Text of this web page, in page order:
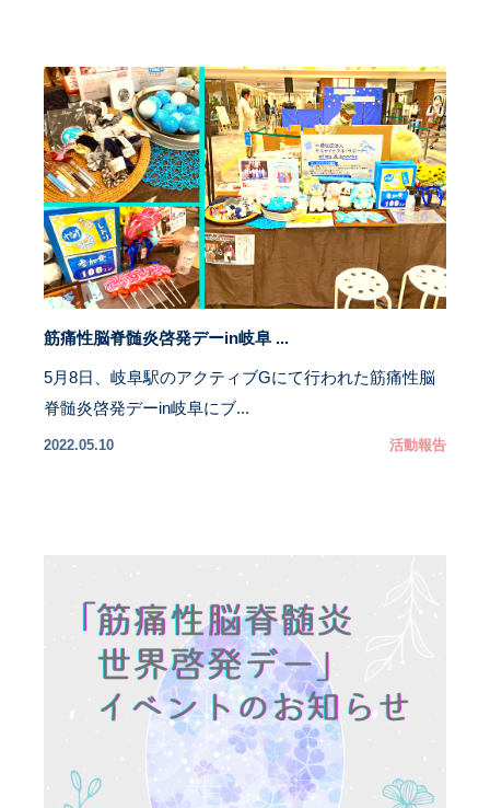
筋痛性脳脊髄炎啓発デーin岐阜 ...
5月8日、岐阜駅のアクティブGにて行われた筋痛性脳
脊髄炎啓発デーin岐阜にブ...
2022.05.10 活動報告